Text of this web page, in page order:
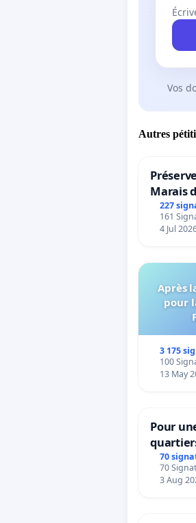
Vos
Autres
Marais
227
161
4 Jul
Après
pour
3 175
100
13 May
Pour
70
70
3 Aug